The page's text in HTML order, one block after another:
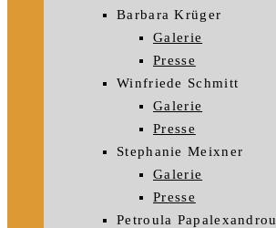
Barbara Krüger
Galerie
Presse
Winfriede Schmitt
Galerie
Presse
Stephanie Meixner
Galerie
Presse
Petroula Papalexandrou